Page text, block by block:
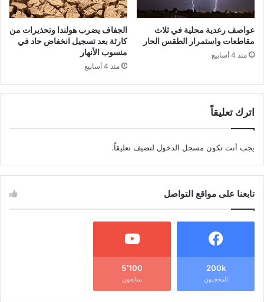
عواصف رعدية محلية في ثلاث
مقاطعات واستمرار الطقس الحار
منذ 4 أسابيع
الجفاف يضرب هولندا وتحذيرات من
كارثة بعد تسجيل انخفاض حاد في
منسوب الأنهار
منذ 4 أسابيع
اترك تعليقاً
يجب أنت تكون مسجل الدخول لتضيف تعليقاً.
تابعنا على مواقع التواصل
200k
المعجبون
5٬100
متابعون